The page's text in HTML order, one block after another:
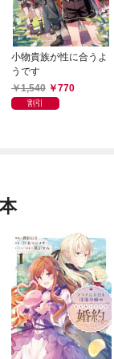
小物貴族が性に合うよ
うです
1,540
770
割引